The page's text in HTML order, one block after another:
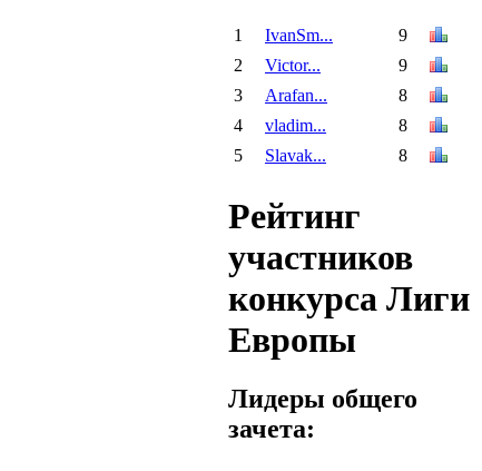
1 IvanSm...
9
2
Victor...
9
3
Arafan...
8
4
vladim...
8
5
Slavak... 8
Рейтинг
участников
конкурса Лиги
Европы
Лидеры общего
зачета: